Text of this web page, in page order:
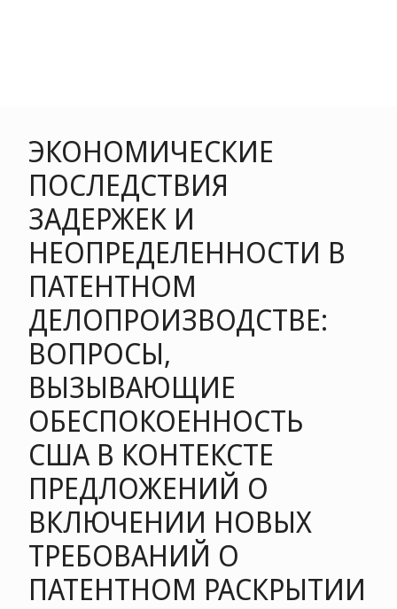
ЭКОНОМИЧЕСКИЕ
ПОСЛЕДСТВИЯ
ЗАДЕРЖЕК И
НЕОПРЕДЕЛЕННОСТИ В
ПАТЕНТНОМ
ДЕЛОПРОИЗВОДСТВЕ:
ВОПРОСЫ,
ВЫЗЫВАЮЩИЕ
ОБЕСПОКОЕННОСТЬ
США В КОНТЕКСТЕ
ПРЕДЛОЖЕНИЙ О
ВКЛЮЧЕНИИ НОВЫХ
ТРЕБОВАНИЙ О
ПАТЕНТНОМ РАСКРЫТИИ